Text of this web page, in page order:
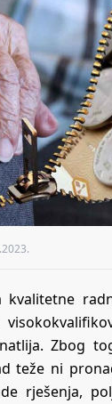
kvalitetne
Zbog
teže ni
rješenja,